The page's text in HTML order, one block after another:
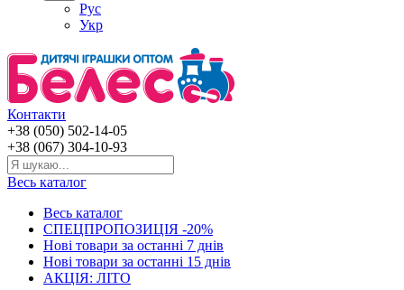
Рус
Укр
Контакти
+38 (050) 502-14-05
+38 (067) 304-10-93
Весь каталог
Весь каталог
СПЕЦПРОПОЗИЦІЯ -20%
Нові товари за останнi 7 днiв
Нові товари за останнi 15 днiв
АКЦІЯ: ЛІТО